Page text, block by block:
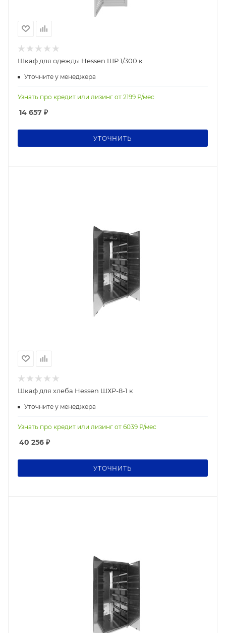
Шкаф для одежды Hessen ШР 1/300 к
Уточните у менеджера
Узнать про кредит или лизинг от 2199 Р/мес
14 657 ₽
УТОЧНИТЬ
Шкаф для хлеба Hessen ШХР-8-1 к
Уточните у менеджера
Узнать про кредит или лизинг от 6039 Р/мес
40 256 ₽
УТОЧНИТЬ